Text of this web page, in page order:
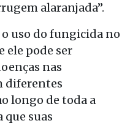
alaranjada”.
uso do fungicida no
ele pode ser
nas
diferentes
longo de toda a
que suas